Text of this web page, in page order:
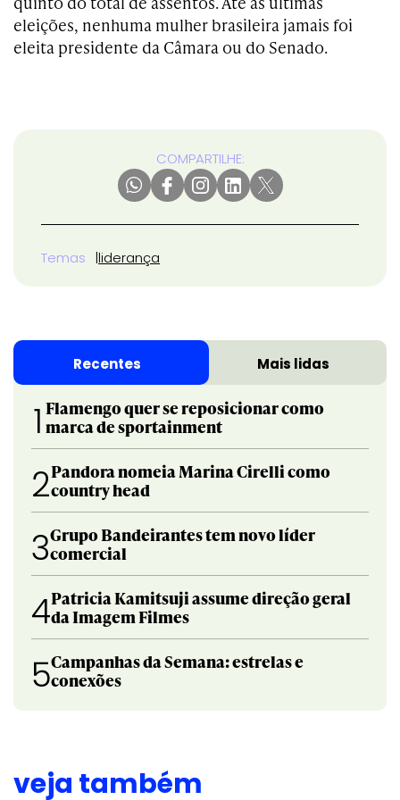
eleições, nenhuma mulher brasileira jamais foi
eleita presidente da Câmara ou do Senado.
COMPARTILHE:
Temas liderança
Recentes Mais lidas
1 Flamengo quer se reposicionar como
marca de sportainment
2Pandora nomeia Marina Cirelli como
country head
3Grupo Bandeirantes tem novo líder
comercial
4Patricia Kamitsuji assume direção geral
da Imagem Filmes
5Campanhas da Semana: estrelas e
conexões
veja também